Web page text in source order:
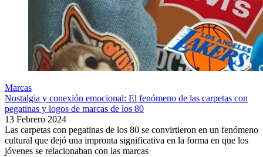
Marcas
Nostalgia y conexión emocional: El fenómeno de las carpetas con
pegatinas y logos de marcas de los 80
13 Febrero 2024
Las carpetas con pegatinas de los 80 se convirtieron en un fenómeno
cultural que dejó una impronta significativa en la forma en que los
jóvenes se relacionaban con las marcas